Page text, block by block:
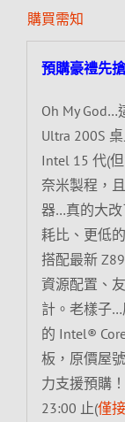
購買需知
預購豪禮先
Oh My
Ultra 200S
Intel 15 代(
奈米製程，
器…真的大改
耗比、更低
搭配最新
資源配置、
計。老樣子
的 Intel®
板，原價屋
力支援預購
23:00 止(僅